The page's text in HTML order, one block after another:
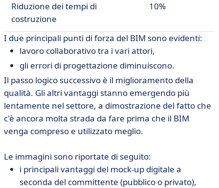
Riduzione dei tempi di
costruzione
10%
I due principali punti di forza del BIM sono evidenti:
lavoro collaborativo tra i vari attori,
gli errori di progettazione diminuiscono.
Il passo logico successivo è il miglioramento della
qualità. Gli altri vantaggi stanno emergendo più
lentamente nel settore, a dimostrazione del fatto che
c'è ancora molta strada da fare prima che il BIM
venga compreso e utilizzato meglio.
Le immagini sono riportate di seguito:
i principali vantaggi del mock-up digitale a
seconda del committente (pubblico o privato),